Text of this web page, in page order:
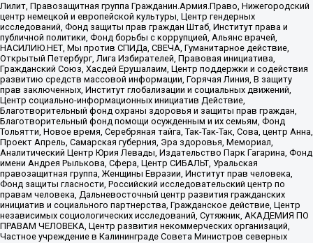
Лилит, Правозащитная группа Гражданин.Армия.Право, Нижегородский
центр немецкой и европейской культуры, Центр гендерных
исследований, Фонд защиты прав граждан Штаб, Институт права и
публичной политики, Фонд борьбы с коррупцией, Альянс врачей,
НАСИЛИЮ.НЕТ, Мы против СПИДа, СВЕЧА, Гуманитарное действие,
Открытый Петербург, Лига Избирателей, Правовая инициатива,
Гражданский Союз, Хасдей Ерушалаим, Центр поддержки и содействия
развитию средств массовой информации, Горячая Линия, В защиту
прав заключенных, Институт глобализации и социальных движений,
Центр социально-информационных инициатив Действие,
Благотворительный фонд охраны здоровья и защиты прав граждан,
Благотворительный фонд помощи осужденным и их семьям, Фонд
Тольятти, Новое время, Серебряная тайга, Так-Так-Так, Сова, центр Анна,
Проект Апрель, Самарская губерния, Эра здоровья, Мемориал,
Аналитический Центр Юрия Левады, Издательство Парк Гагарина, Фонд
имени Андрея Рылькова, Сфера, Центр СИБАЛЬТ, Уральская
правозащитная группа, Женщины Евразии, Институт прав человека,
Фонд защиты гласности, Российский исследовательский центр по
правам человека, Дальневосточный центр развития гражданских
инициатив и социального партнерства, Гражданское действие, Центр
независимых социологических исследований, Сутяжник, АКАДЕМИЯ ПО
ПРАВАМ ЧЕЛОВЕКА, Центр развития некоммерческих организаций,
Частное учреждение в Калининграде Совета Министров северных